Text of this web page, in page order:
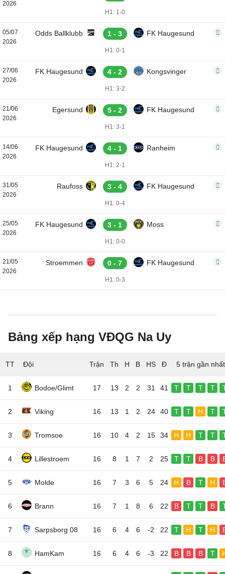
2026
H1: 1-0
05/07
2026
Odds Ballklubb 1 - 3 FK Haugesund
H1: 0-1
27/06
2026
FK Haugesund 4 - 2 Kongsvinger
H1: 3-2
21/06
2026
Egersund 5 - 2 FK Haugesund
H1: 3-1
14/06
2026
FK Haugesund 4 - 1 Ranheim
H1: 2-1
31/05
2026
Raufoss 3 - 4 FK Haugesund
H1: 0-4
25/05
2026
FK Haugesund 3 - 1 Moss
H1: 0-0
21/05
2026
Stroemmen 0 - 7 FK Haugesund
H1: 0-3
Bảng xếp hạng VĐQG Na Uy
TT Đội 5 trận gần nhất
1 Bodoe/Glimt 17 13 2 2 31 41 T T T T
2 Viking 16 13 1 2 24 40 T T H T
3 Tromsoe 16 10 4 2 15 34 H H T T
4 Lillestroem 16 8 1 7 2 25 T T B B
5 Molde 16 7 3 6 5 24 H B T H
6 Brann 16 7 1 8 6 22 B T T B
7 Sarpsborg 08 16 6 4 6 -2 22 T H T H
8 HamKam 16 6 4 6 -3 22 B B B T